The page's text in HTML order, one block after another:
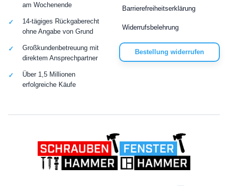
Barrierefreiheitserklärung
Widerrufsbelehrung
Bestellung widerrufen
am Wochenende
14-tägiges Rückgaberecht
ohne Angabe von Grund
Großkundenbetreuung mit
direktem Ansprechpartner
Über 1,5 Millionen
erfolgreiche Käufe